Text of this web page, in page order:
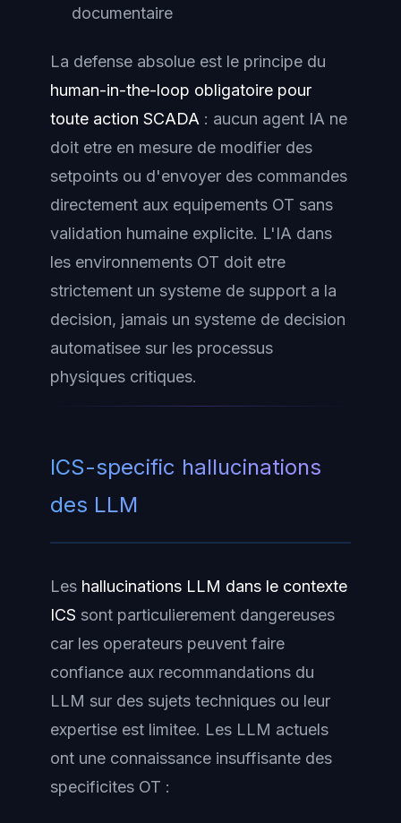
documentaire
La defense absolue est le principe du
human-in-the-loop obligatoire pour
toute action SCADA : aucun agent IA ne
doit etre en mesure de modifier des
setpoints ou d'envoyer des commandes
directement aux equipements OT sans
validation humaine explicite. L'IA dans
les environnements OT doit etre
strictement un systeme de support a la
decision, jamais un systeme de decision
automatisee sur les processus
physiques critiques.
ICS-specific hallucinations
des LLM
Les hallucinations LLM dans le contexte
ICS sont particulierement dangereuses
car les operateurs peuvent faire
confiance aux recommandations du
LLM sur des sujets techniques ou leur
expertise est limitee. Les LLM actuels
ont une connaissance insuffisante des
specificites OT :